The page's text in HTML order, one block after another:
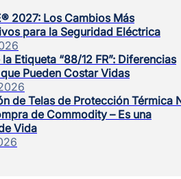
2027: Los Cambios Más
para la Seguridad Eléctrica
Etiqueta “88/12 FR”: Diferencias
Pueden Costar Vidas
de Telas de Protección Térmica
de Commodity – Es una
Vida